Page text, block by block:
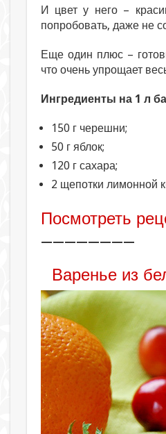
И цвет у него –
попробовать, даже не
Еще один плюс –
что очень упрощает
Ингредиенты на 1 л
150 г черешни;
50 г яблок;
120 г сахара;
2 щепотки лимонной
Посмотреть
————————
Варенье из